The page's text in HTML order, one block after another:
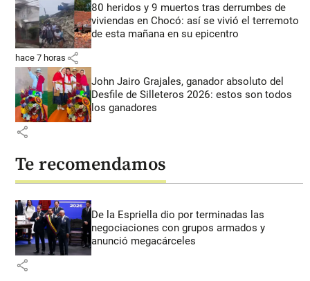
80 heridos y 9 muertos tras derrumbes de
viviendas en Chocó: así se vivió el terremoto
de esta mañana en su epicentro
hace 7 horas share
John Jairo Grajales, ganador absoluto del
Desfile de Silleteros 2026: estos son todos
los ganadores
share
Te recomendamos
De la Espriella dio por terminadas las
negociaciones con grupos armados y
anunció megacárceles
share